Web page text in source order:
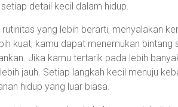
detail kecil dalam hidup.
rutinitas yang lebih berarti, menyalakan
kuat, kamu dapat menemukan
Jika kamu tertarik pada lebih
jauh. Setiap langkah kecil menuju
hidup yang luar biasa.